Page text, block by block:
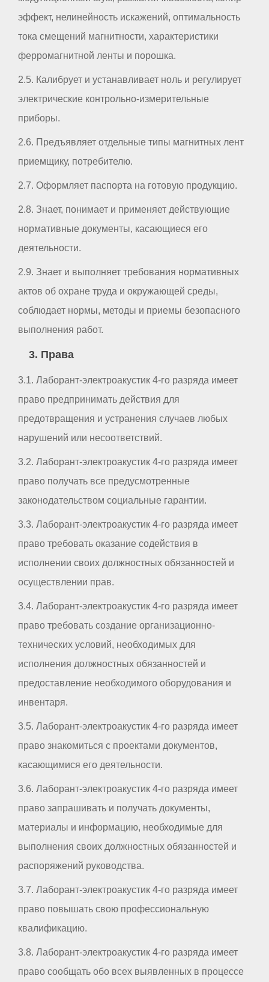
эффект, нелинейность искажений, оптимальность
тока смещений магнитности, характеристики
ферромагнитной ленты и порошка.
2.5. Калибрует и устанавливает ноль и регулирует
электрические контрольно-измерительные
приборы.
2.6. Предъявляет отдельные типы магнитных лент
приемщику, потребителю.
2.7. Оформляет паспорта на готовую продукцию.
2.8. Знает, понимает и применяет действующие
нормативные документы, касающиеся его
деятельности.
2.9. Знает и выполняет требования нормативных
актов об охране труда и окружающей среды,
соблюдает нормы, методы и приемы безопасного
выполнения работ.
3. Права
3.1. Лаборант-электроакустик 4-го разряда имеет
право предпринимать действия для
предотвращения и устранения случаев любых
нарушений или несоответствий.
3.2. Лаборант-электроакустик 4-го разряда имеет
право получать все предусмотренные
законодательством социальные гарантии.
3.3. Лаборант-электроакустик 4-го разряда имеет
право требовать оказание содействия в
исполнении своих должностных обязанностей и
осуществлении прав.
3.4. Лаборант-электроакустик 4-го разряда имеет
право требовать создание организационно-
технических условий, необходимых для
исполнения должностных обязанностей и
предоставление необходимого оборудования и
инвентаря.
3.5. Лаборант-электроакустик 4-го разряда имеет
право знакомиться с проектами документов,
касающимися его деятельности.
3.6. Лаборант-электроакустик 4-го разряда имеет
право запрашивать и получать документы,
материалы и информацию, необходимые для
выполнения своих должностных обязанностей и
распоряжений руководства.
3.7. Лаборант-электроакустик 4-го разряда имеет
право повышать свою профессиональную
квалификацию.
3.8. Лаборант-электроакустик 4-го разряда имеет
право сообщать обо всех выявленных в процессе